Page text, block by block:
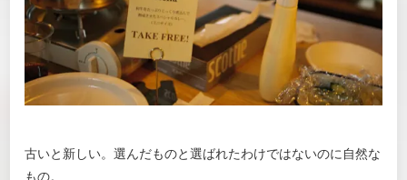
古いと新しい。選んだものと選ばれたわけではないのに自然な
もの。